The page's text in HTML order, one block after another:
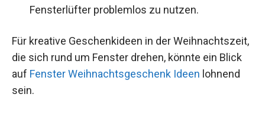
Fensterlüfter problemlos zu nutzen.
Für kreative Geschenkideen in der Weihnachtszeit,
die sich rund um Fenster drehen, könnte ein Blick
auf Fenster Weihnachtsgeschenk Ideen lohnend
sein.